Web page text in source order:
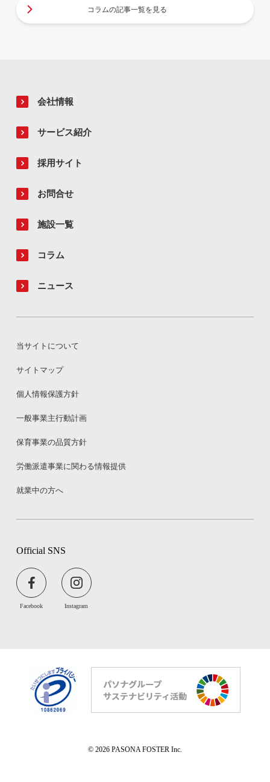
コラムの記事一覧を見る
会社情報
サービス紹介
採用サイト
お問合せ
施設一覧
コラム
ニュース
Official SNS
Facebook Instagram
当サイトについて
サイトマップ
個人情報保護方針
一般事業主行動計画
保育事業の品質方針
労働派遣事業に関わる情報提供
就業中の方へ
© 2026 PASONA FOSTER Inc.